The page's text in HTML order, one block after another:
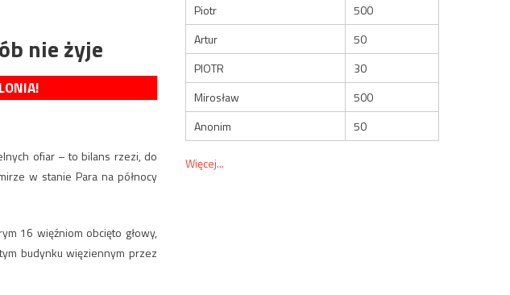
nie żyje
ofiar – to bilans rzezi, do
w stanie Para na północy
16 więźniom obcięto głowy,
budynku więziennym przez
Piotr
500
Artur
50
PIOTR
30
Mirosław
500
Anonim
50
Więcej...